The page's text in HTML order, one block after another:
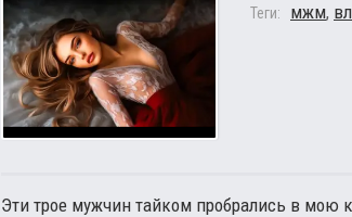
Теги: мжм,
Эти трое мужчин тайком пробрались в мою